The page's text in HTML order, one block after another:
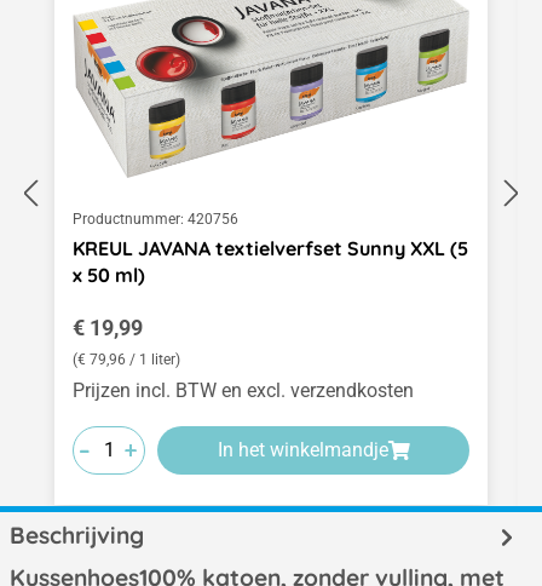
Productnummer: 420756
KREUL JAVANA textielverfset Sunny XXL (5
x 50 ml)
Normale prijs:
€ 19,99
(€ 79,96 / 1 liter)
Prijzen incl. BTW en excl. verzendkosten
-
-
- +
+
+ In het winkelmandje
Beschrijving
Kussenhoes100% katoen, zonder vulling, met